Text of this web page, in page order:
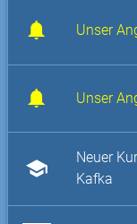
Unser
Unser
school
Neuer
Kafka